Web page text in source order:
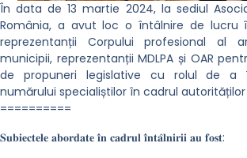
În data de 13 martie 2024, la sediul
România, a avut loc o întâlnire de lucru
reprezentanții Corpului profesional al
municipii, reprezentanții MDLPA și OAR
de propuneri legislative cu rolul de a
numărului specialiștilor în cadrul
==========
𝐒𝐮𝐛𝐢𝐞𝐜𝐭𝐞𝐥𝐞 𝐚𝐛𝐨𝐫𝐝𝐚𝐭𝐞 𝐢̂𝐧 𝐜𝐚𝐝𝐫𝐮𝐥 𝐢̂𝐧𝐭𝐚̂𝐥𝐧𝐢𝐫𝐢𝐢 𝐚𝐮 𝐟𝐨𝐬𝐭: